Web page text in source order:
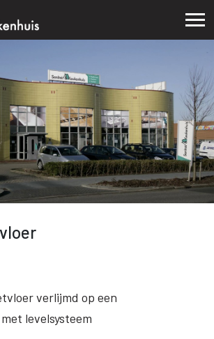
verlijmd op een
levelsysteem